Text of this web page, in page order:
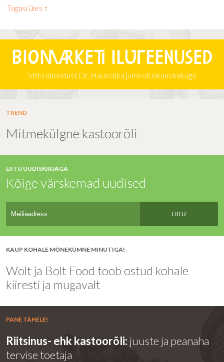
Tagasi üles ↑
Biomarketi iluteenused
Võta ühendust Dr. Hauschka jumestuskunstnikuga
TREND
Mitmekülgne kastoorõli
LIITU UUDISKIRJAGA
Kõige värskemad uudised
LIITU
KAUP KOHALE MÕNEKÜMNE MINUTIGA!
Wolt ja Bolt Food toob ostud kohale
kiiresti ja mugavalt
PANE TÄHELE!
Riitsinus- ehk kastoorõli: juuste ja peanaha
tervise toetaja